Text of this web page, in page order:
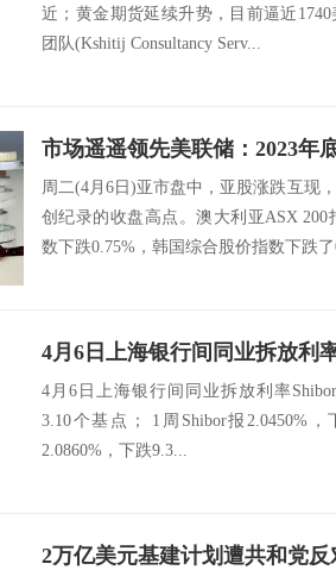
近；黄金期货延续升势，目前逼近
团队(Kshitij Consultancy Serv...
周二(4月6日)亚市盘中，亚股涨跌互现
创纪录的收盘高点。澳大利亚ASX 200
数下跌0.75%，韩国综合股价指数下跌
4月6日上海银行间同业拆放利
4月6日上海银行间同业拆放利率
3.10个基点； 1周Shibor报2.0450%
2.0860%，下跌9.3...